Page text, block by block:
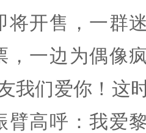
将开售，一群
，一边为偶像
我们爱你！这
臂高呼：我爱